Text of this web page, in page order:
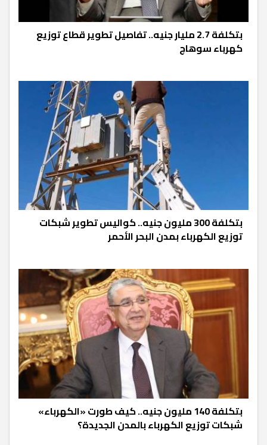
بتكلفة 2.7 مليار جنيه.. تفاصيل تطوير قطاع توزيع
كهرباء سوهاج
بتكلفة 300 مليون جنيه.. كواليس تطوير شبكات
توزيع الكهرباء بمدن البحر الأحمر
بتكلفة 140 مليون جنيه.. كيف طورت «الكهرباء»
شبكات توزيع الكهرباء بالمدن الجديدة؟